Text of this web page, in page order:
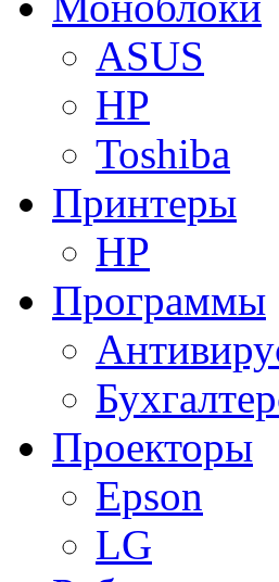
ASUS
HP
Toshiba
Принтеры
HP
Программы
Проекторы
Epson
LG